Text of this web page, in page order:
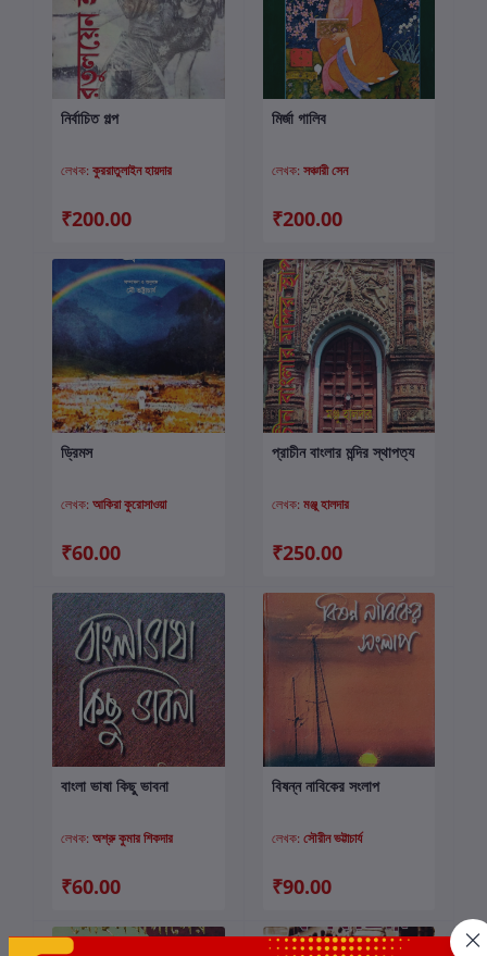
কার্টে যোগ করুন
নির্বাচিত গল্প
লেখক: কুররাতুলাইন হায়দার
₹200.00
কার্টে যোগ করুন
মির্জা গালিব
লেখক: সঞ্চারী সেন
₹200.00
ড্রিমস
লেখক: আকিরা কুরোসাওয়া
₹60.00
কার্টে যোগ করুন
প্রাচীন বাংলার মন্দির স্থাপত্য
লেখক: মঞ্জু হালদার
₹250.00
কার্টে যোগ করুন
বাংলা ভাষা কিছু ভাবনা
লেখক: অশ্রু কুমার শিকদার
₹60.00
কার্টে যোগ করুন
বিষন্ন নাবিকের সংলাপ
লেখক: সৌরীন ভট্টাচার্য
₹90.00